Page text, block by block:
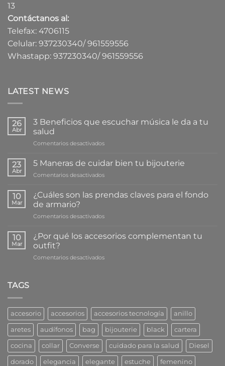
13
Contáctanos al:
Telefax: 4706115
Celular: 937230340/ 961559556
Whastapp: 937230340/ 961559556
LATEST NEWS
26
Abr
3 Beneficios que escuchar música le da a tu
salud
Comentarios desactivadosen
Beneficios
escuchar
le
tu
23
Abr
5 Maneras de cuidar bien tu bijouterie
Comentarios desactivadosen
Maneras
bien
bijouterie
10
Mar
¿Cuáles son las prendas claves para el fondo
de armario?
Comentarios desactivadosen
son
claves
10
Mar
¿Por qué los accesorios complementan tu
outfit?
Comentarios desactivadosen
tu
outfit?
TAGS
accesorio accesorios accesorios tecnología anillo
aretes audífonos bag bijouterie black cartera
cocina collar Converse cuidado para la salud Diesel
dorado elegancia elegante estuche femenino